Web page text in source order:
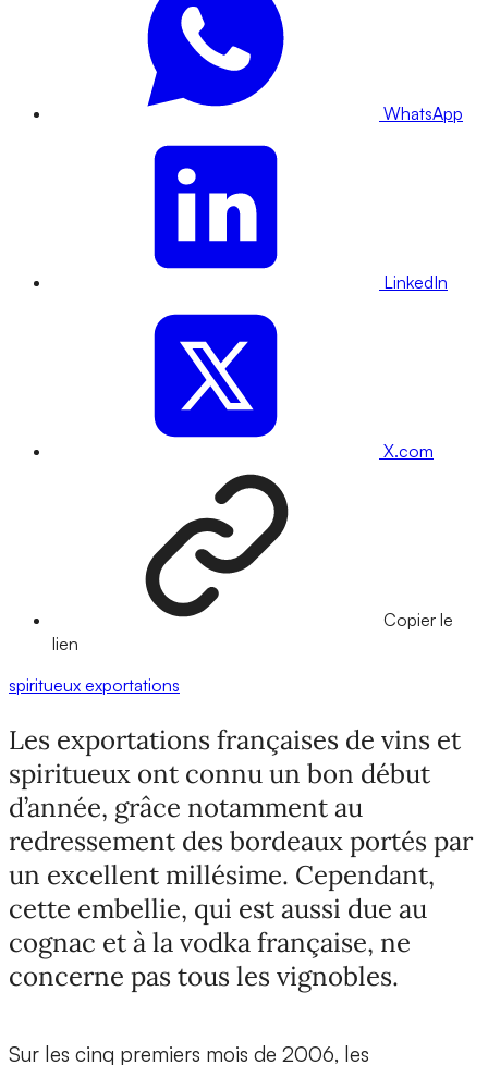
WhatsApp
LinkedIn
X.com
Copier le
lien
spiritueux exportations
Les exportations françaises de vins et
spiritueux ont connu un bon début
d’année, grâce notamment au
redressement des bordeaux portés par
un excellent millésime. Cependant,
cette embellie, qui est aussi due au
cognac et à la vodka française, ne
concerne pas tous les vignobles.
Sur les cinq premiers mois de 2006, les